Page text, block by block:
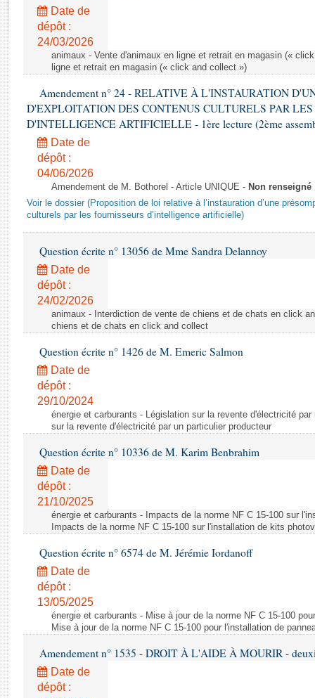
Rapports législatifs
Rapports sur l'application des lois
Baromètre de l’application des lois
Dossiers législatifs
Budget et sécurité sociale
Questions écrites et orales
Comptes rendus des débats
Date de
dépôt :
24/03/2026
animaux - Vente d'animaux en ligne et retrait en magasin («
ligne et retrait en magasin (« click and collect »)
Amendement n° 24 - RELATIVE À L'INSTAURATION
D'EXPLOITATION DES CONTENUS CULTURELS PAR LES
D'INTELLIGENCE ARTIFICIELLE - 1ère lecture (2ème
Date de
dépôt :
04/06/2026
Amendement de M. Bothorel - Article UNIQUE - Non renseigné
Voir le dossier (Proposition de loi relative à l’instauration d’une
culturels par les fournisseurs d’intelligence artificielle)
Question écrite n° 13056 de Mme Sandra Delannoy
Date de
dépôt :
24/02/2026
animaux - Interdiction de vente de chiens et de chats en click
chiens et de chats en click and collect
Question écrite n° 1426 de M. Emeric Salmon
Date de
dépôt :
29/10/2024
énergie et carburants - Législation sur la revente d'électricité
sur la revente d'électricité par un particulier producteur
Question écrite n° 10336 de M. Karim Benbrahim
Date de
dépôt :
21/10/2025
énergie et carburants - Impacts de la norme NF C 15-100 sur
Impacts de la norme NF C 15-100 sur l'installation de kits
Question écrite n° 6574 de M. Jérémie Iordanoff
Date de
dépôt :
13/05/2025
énergie et carburants - Mise à jour de la norme NF C 15-100
Mise à jour de la norme NF C 15-100 pour l'installation de
Amendement n° 1535 - DROIT À L'AIDE À MOURIR -
Date de
dépôt :